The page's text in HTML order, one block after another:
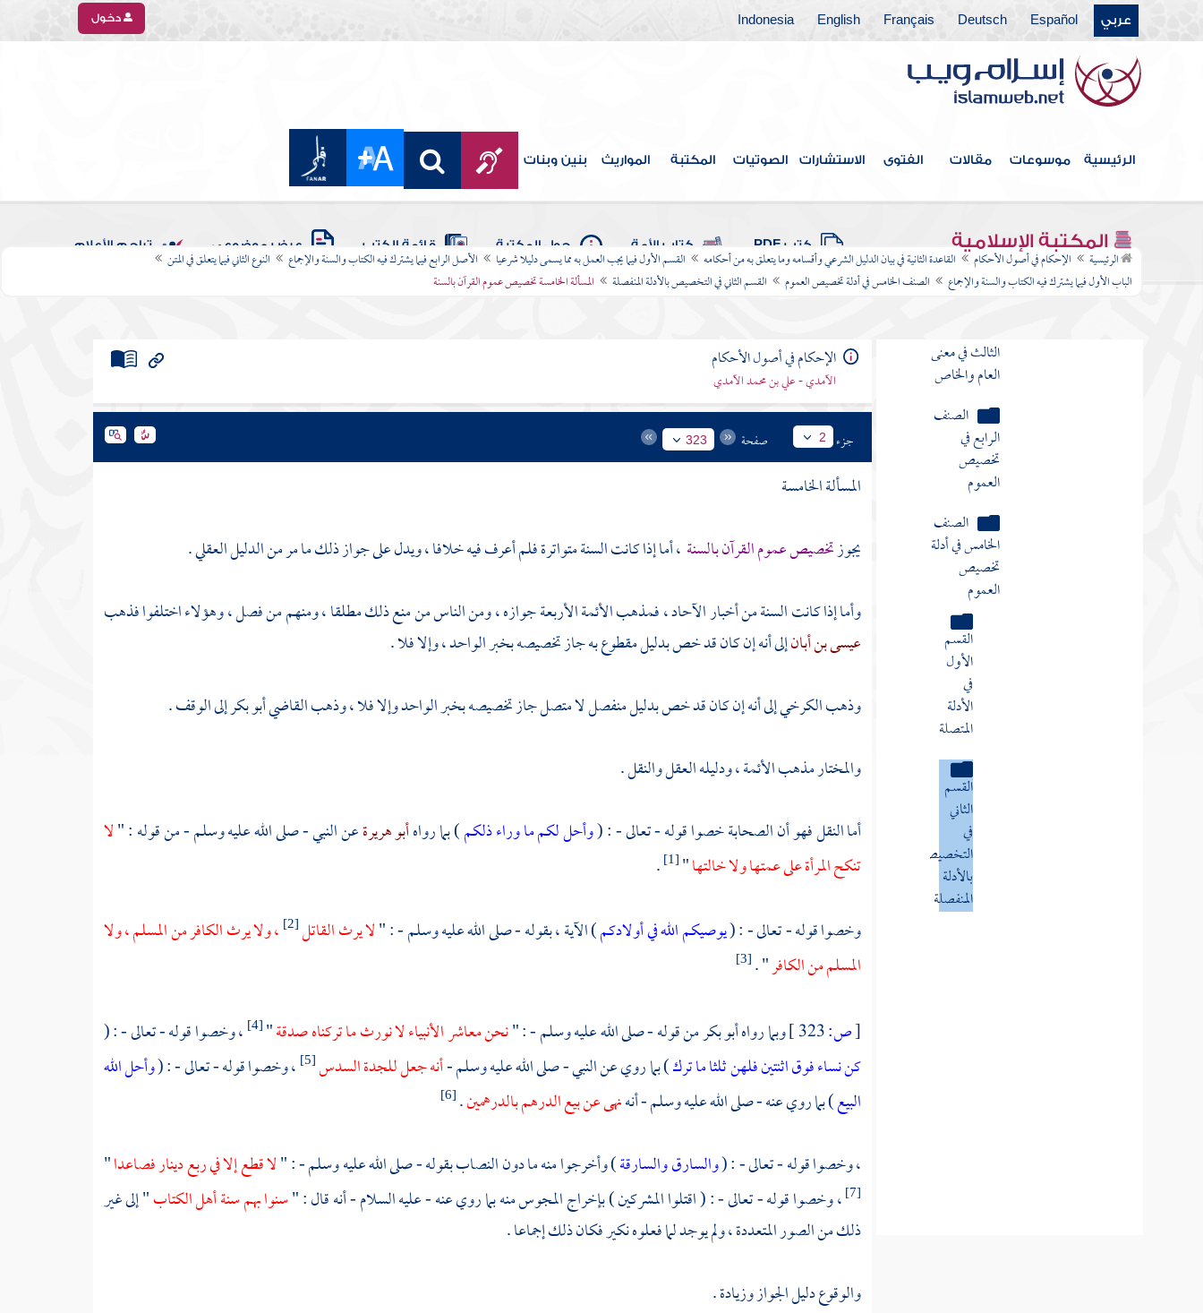
عربي Español
Deutsch
Français
English
Indonesia دخول
الرئيسية موسوعات مقالات الفتوى الاستشارات الصوتيات المكتبة المواريث بنين وبنات
المكتبة الإسلامية كتب PDF كتاب الأمة حول المكتبة قائمة الكتب عرض موضوعي تراجم الأعلام
الرئيسية الإحكام في أصول الأحكام القاعدة الثانية في بيان الدليل الشرعي وأقسامه وما يتعلق به من أحكامه القسم الأول فيما يجب العمل به مما يسمى دليلا شرعيا الأصل الرابع فيما يشترك فيه الكتاب والسنة والإجماع
النوع الثاني فيما يتعلق في المتن
الباب الأول فيما يشترك فيه الكتاب والسنة والإجماع
الصنف الخامس في أدلة تخصيص العموم القسم الثاني في التخصيص بالأدلة المنفصلة المسألة الخامسة تخصيص عموم القرآن بالسنة
النوع الأول النظر في
السند
النوع الثاني فيما يتعلق في
المتن
يشترك فيه الكتاب
الصنف
الأول في الأمر
الصنف
الثاني في النهي
الثالث في معنى
العام والخاص
الصنف
الرابع في
تخصيص
العموم
الصنف
الخامس في أدلة
تخصيص
العموم
القسم
الأول
في
الأدلة
المتصلة
القسم
الثاني
في
التخصيص
بالأدلة
المنفصلة
الإحكام في أصول الأحكام
الآمدي - علي بن محمد الآمدي
جزء 2 صفحة 323
المسألة الخامسة
يجوزتخصيص عموم القرآن بالسنة ، أما إذا كانت السنة متواترة فلم أعرف فيه خلافا ، ويدل على جواز ذلك ما مر من الدليل العقلي .
وأما إذا كانت السنة من أخبار الآحاد ، فمذهب الأئمة الأربعة جوازه ، ومن الناس من منع ذلك مطلقا ، ومنهم من فصل ، وهؤلاء اختلفوا فذهب
عيسى بن أبانإلى أنه إن كان قد خص بدليل مقطوع به جاز تخصيصه بخبر الواحد ، وإلا فلا .
وذهبالكرخيإلى أنه إن كان قد خص بدليل منفصل لا متصل جاز تخصيصه بخبر الواحد وإلا فلا ، وذهبالقاضي أبو بكرإلى الوقف .
والمختار مذهب الأئمة ، ودليله العقل والنقل .
أما النقل فهو أن الصحابة خصوا قوله - تعالى - : (وأحل لكم ما وراء ذلكم) بما رواهأبو هريرةعن النبي - صلى الله عليه وسلم - من قوله : "لا
تنكح المرأة على عمتها ولا خالتها"
[1]
.
وخصوا قوله - تعالى - : (يوصيكم الله في أولادكم) الآية ، بقوله - صلى الله عليه وسلم - : "لا يرث القاتل [2]
، ولا يرث الكافر من المسلم ، ولا
المسلم من الكافر" .
[3]
[ص: وبما رواهأبو بكرمن قوله - صلى الله عليه وسلم - : "نحن معاشر الأنبياء لا نورث ما تركناه صدقة"
[4]
، وخصوا قوله - تعالى - : (
كن نساء فوق اثنتين فلهن ثلثا ما ترك) بما روي عن النبي - صلى الله عليه وسلم -أنه جعل للجدة السدس [5] ، وخصوا قوله - تعالى - : (وأحل الله
البيع) بما روي عنه - صلى الله عليه وسلم - أنهنهى عن بيع الدرهم بالدرهمين.
[6]
، وخصوا قوله - تعالى - : (والسارق والسارقة) وأخرجوا منه ما دون النصاب بقوله - صلى الله عليه وسلم - : "لا قطع إلا في ربع دينار فصاعدا"
[7] ، وخصوا قوله - تعالى - : ( اقتلوا المشركين ) بإخراج المجوس منه بما روي عنه - عليه السلام - أنه قال : "سنوا بهم سنة أهل الكتاب" إلى غير
ذلك من الصور المتعددة ، ولم يوجد لما فعلوه نكير فكان ذلك إجماعا .
والوقوع دليل الجواز وزيادة .